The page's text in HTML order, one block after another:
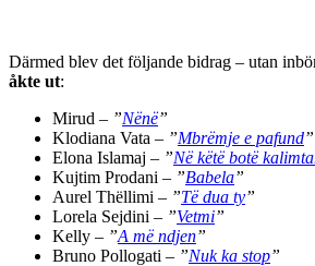
Därmed blev det följande bidrag – utan
åkte ut:
Mirud – ”Nënë”
Klodiana Vata – ”Mbrëmje e pafund”
Elona Islamaj – ”Në këtë botë
Kujtim Prodani – ”Babela”
Aurel Thëllimi – ”Të dua ty”
Lorela Sejdini – ”Vetmi”
Kelly – ”A më ndjen”
Bruno Pollogati – ”Nuk ka stop”